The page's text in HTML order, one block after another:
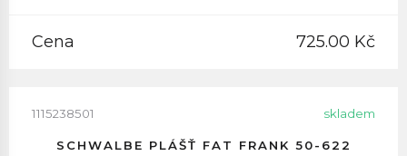
Cena 725.00 Kč
1115238501 skladem
SCHWALBE PLÁŠŤ FAT FRANK 50-622